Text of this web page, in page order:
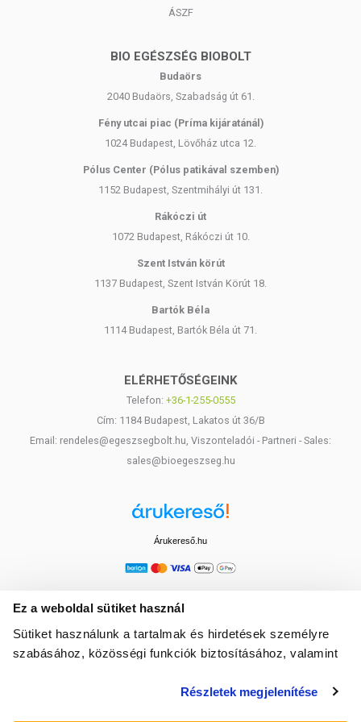
Ez a weboldal sütiket használ
Sütiket használunk a tartalmak és hirdetések személyre
szabásához, közösségi funkciók biztosításához, valamint
média-, hirdető- és elemező partnereinkkel megosztjuk az
Részletek megjelenítése
értékek eltérhetnek. Az aktuális, pontos információk mindig a termék
ÁSZF
BIO EGÉSZSÉG BIOBOLT
Budaörs
2040 Budaörs, Szabadság út 61.
Fény utcai piac (Príma kijáratánál)
1024 Budapest, Lövőház utca 12.
Pólus Center (Pólus patikával szemben)
1152 Budapest, Szentmihályi út 131.
Rákóczi út
1072 Budapest, Rákóczi út 10.
Szent István körút
1137 Budapest, Szent István Körút 18.
Bartók Béla
1114 Budapest, Bartók Béla út 71.
ELÉRHETŐSÉGEINK
Telefon: +36-1-255-0555
Cím: 1184 Budapest, Lakatos út 36/B
Email: rendeles@egeszsegbolt.hu, Viszonteladói - Partneri - Sales:
sales@bioegeszseg.hu
Árukereső.hu